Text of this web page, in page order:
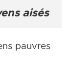
aisés
pauvres